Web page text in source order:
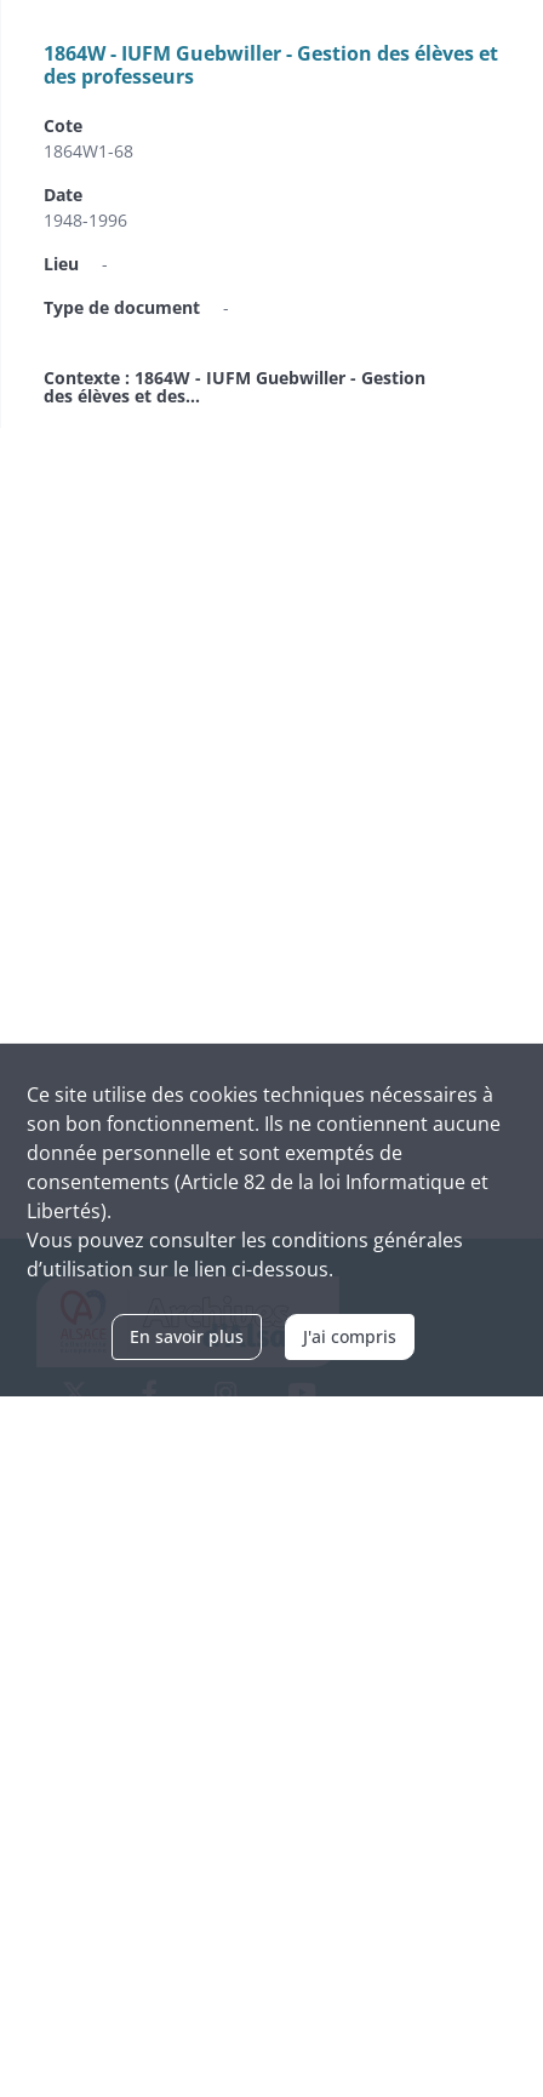
1864W - IUFM Guebwiller - Gestion des élèves et
des professeurs
Cote
1864W1-68
Date
1948-1996
Lieu
-
Type de document
-
Contexte : 1864W - IUFM Guebwiller - Gestion
des élèves et des...
Ce site utilise des cookies techniques nécessaires à
son bon fonctionnement. Ils ne contiennent aucune
donnée personnelle et sont exemptés de
consentements (Article 82 de la loi Informatique et
Libertés).
Vous pouvez consulter les conditions générales
d’utilisation sur le lien ci-dessous.
En savoir plus J'ai compris